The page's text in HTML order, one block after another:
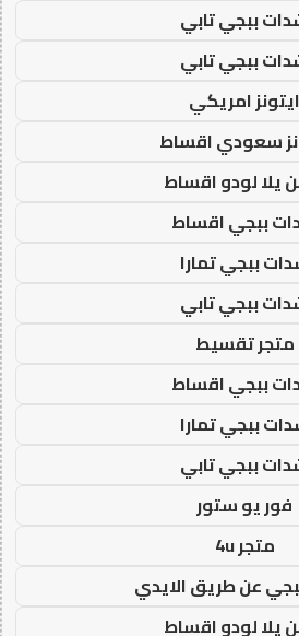
ببجي تابي
ببجي تابي
ايتونز امريكي
سعودي اقساط
يلا لودو اقساط
ببجي اقساط
ببجي تمارا
ببجي تابي
متجر تقسيط
ببجي اقساط
ببجي تمارا
ببجي تابي
فور يو ستور
متجر 4u
عن طريق الايدي
يلا لودو اقساط